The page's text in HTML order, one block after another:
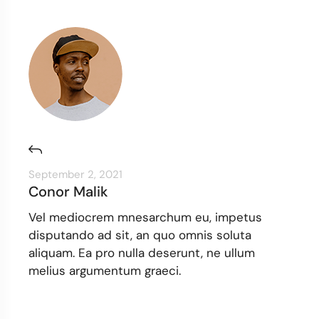
September 2, 2021
Conor Malik
Vel mediocrem mnesarchum eu, impetus
disputando ad sit, an quo omnis soluta
aliquam. Ea pro nulla deserunt, ne ullum
melius argumentum graeci.